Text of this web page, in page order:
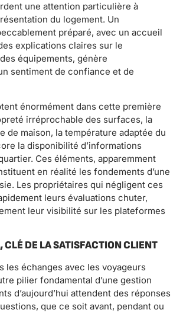
une attention particulière à
du logement. Un
préparé, avec un accueil
explications claires sur le
équipements, génère
sentiment de confiance et de
énormément dans cette première
irréprochable des surfaces, la
de maison, la température adaptée du
la disponibilité d’informations
Ces éléments, apparemment
en réalité les fondements d’une
Les propriétaires qui négligent ces
leurs évaluations chuter,
leur visibilité sur les plateformes
CLÉ DE LA SATISFACTION CLIENT
les échanges avec les voyageurs
pilier fondamental d’une gestion
d’aujourd’hui attendent des réponses
que ce soit avant, pendant ou